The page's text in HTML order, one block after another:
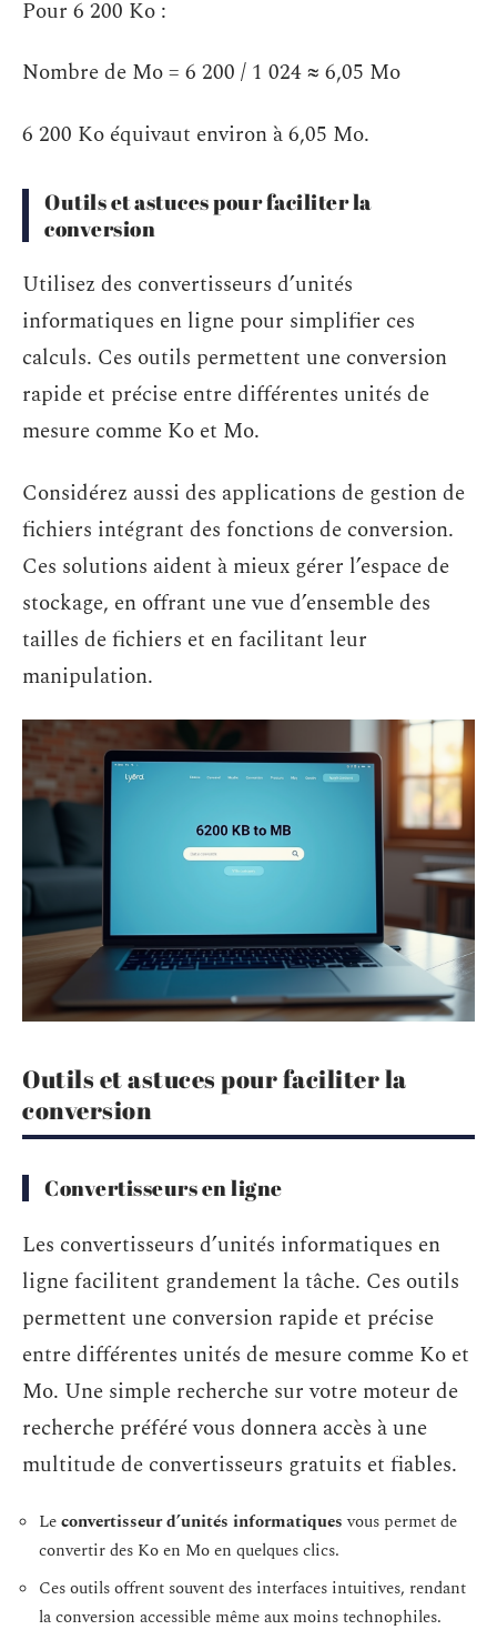
Pour 6 200 Ko :
Nombre de Mo = 6 200 / 1 024 ≈ 6,05 Mo
6 200 Ko équivaut environ à 6,05 Mo.
Outils et astuces pour faciliter la
conversion
Utilisez des convertisseurs d’unités
informatiques en ligne pour simplifier ces
calculs. Ces outils permettent une conversion
rapide et précise entre différentes unités de
mesure comme Ko et Mo.
Considérez aussi des applications de gestion de
fichiers intégrant des fonctions de conversion.
Ces solutions aident à mieux gérer l’espace de
stockage, en offrant une vue d’ensemble des
tailles de fichiers et en facilitant leur
manipulation.
Outils et astuces pour faciliter la
conversion
Convertisseurs en ligne
Les convertisseurs d’unités informatiques en
ligne facilitent grandement la tâche. Ces outils
permettent une conversion rapide et précise
entre différentes unités de mesure comme Ko et
Mo. Une simple recherche sur votre moteur de
recherche préféré vous donnera accès à une
multitude de convertisseurs gratuits et fiables.
Leconvertisseur d’unités informatiquesvous permet de
convertir des Ko en Mo en quelques clics.
Ces outils offrent souvent des interfaces intuitives, rendant
la conversion accessible même aux moins technophiles.